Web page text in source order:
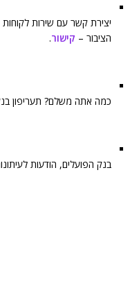
יצירת קשר עם שירות לקוחות
הציבור – קישור.
כמה אתה משלם? תעריפון
בנק הפועלים, הודעות